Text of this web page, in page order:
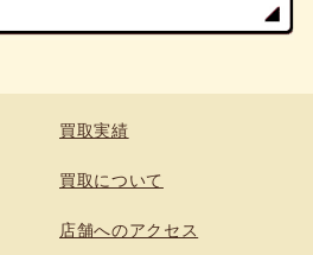
買取実績
買取について
店舗へのアクセス